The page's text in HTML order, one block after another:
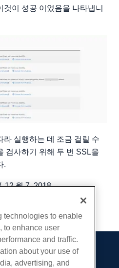
이 성공 이었음을 나타냅니
라 실행하는 데 조금 걸릴 수
검사하기 위해 두 번 SSL을
.
12 월 7, 2018
technologies to enable
to enhance user
and traffic.
about your use of
advertising, and